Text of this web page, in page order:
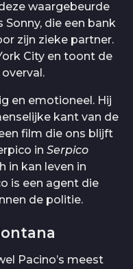
deze waargebeurde
Sonny, die een bank
zijn zieke partner.
City en toont de
en emotioneel. Hij
kant van de
film die ons blijft
in Serpico
in kan leven in
is een agent die
de politie.
Pacino’s meest